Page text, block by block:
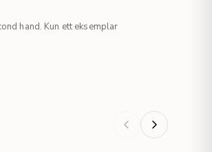
hand. Kun ett eksemplar